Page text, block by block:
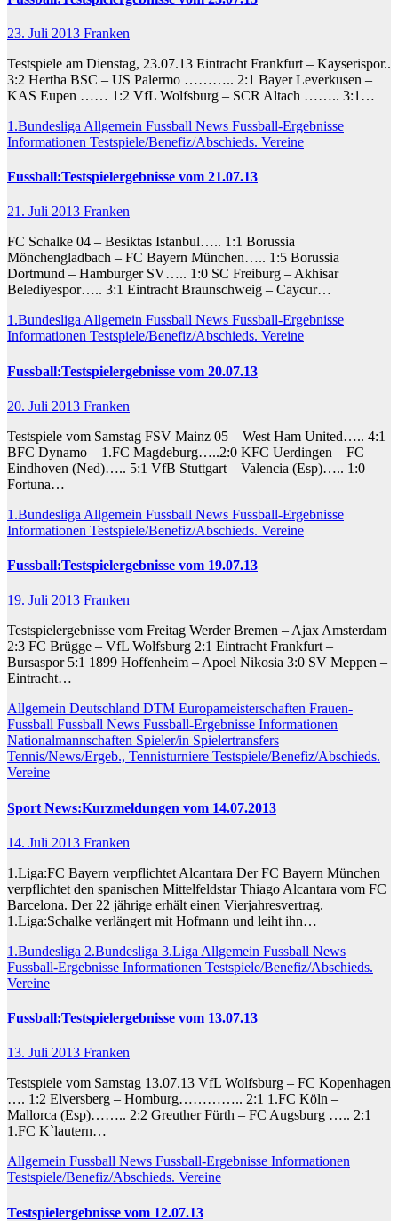
23. Juli 2013 Franken
Testspiele am Dienstag, 23.07.13 Eintracht Frankfurt – Kayserispor..
3:2 Hertha BSC – US Palermo ……….. 2:1 Bayer Leverkusen –
KAS Eupen …… 1:2 VfL Wolfsburg – SCR Altach …….. 3:1…
1.Bundesliga Allgemein Fussball News Fussball-Ergebnisse
Informationen Testspiele/Benefiz/Abschieds. Vereine
Fussball:Testspielergebnisse vom 21.07.13
21. Juli 2013 Franken
FC Schalke 04 – Besiktas Istanbul….. 1:1 Borussia
Mönchengladbach – FC Bayern München….. 1:5 Borussia
Dortmund – Hamburger SV….. 1:0 SC Freiburg – Akhisar
Belediyespor….. 3:1 Eintracht Braunschweig – Caycur…
1.Bundesliga Allgemein Fussball News Fussball-Ergebnisse
Informationen Testspiele/Benefiz/Abschieds. Vereine
Fussball:Testspielergebnisse vom 20.07.13
20. Juli 2013 Franken
Testspiele vom Samstag FSV Mainz 05 – West Ham United….. 4:1
BFC Dynamo – 1.FC Magdeburg…..2:0 KFC Uerdingen – FC
Eindhoven (Ned)….. 5:1 VfB Stuttgart – Valencia (Esp)….. 1:0
Fortuna…
1.Bundesliga Allgemein Fussball News Fussball-Ergebnisse
Informationen Testspiele/Benefiz/Abschieds. Vereine
Fussball:Testspielergebnisse vom 19.07.13
19. Juli 2013 Franken
Testspielergebnisse vom Freitag Werder Bremen – Ajax Amsterdam
2:3 FC Brügge – VfL Wolfsburg 2:1 Eintracht Frankfurt –
Bursaspor 5:1 1899 Hoffenheim – Apoel Nikosia 3:0 SV Meppen –
Eintracht…
Allgemein Deutschland DTM Europameisterschaften Frauen-
Fussball Fussball News Fussball-Ergebnisse Informationen
Nationalmannschaften Spieler/in Spielertransfers
Tennis/News/Ergeb., Tennisturniere Testspiele/Benefiz/Abschieds.
Vereine
Sport News:Kurzmeldungen vom 14.07.2013
14. Juli 2013 Franken
1.Liga:FC Bayern verpflichtet Alcantara Der FC Bayern München
verpflichtet den spanischen Mittelfeldstar Thiago Alcantara vom FC
Barcelona. Der 22 jährige erhält einen Vierjahresvertrag.
1.Liga:Schalke verlängert mit Hofmann und leiht ihn…
1.Bundesliga 2.Bundesliga 3.Liga Allgemein Fussball News
Fussball-Ergebnisse Informationen Testspiele/Benefiz/Abschieds.
Vereine
Fussball:Testspielergebnisse vom 13.07.13
13. Juli 2013 Franken
Testspiele vom Samstag 13.07.13 VfL Wolfsburg – FC Kopenhagen
…. 1:2 Elversberg – Homburg………….. 2:1 1.FC Köln –
Mallorca (Esp)…….. 2:2 Greuther Fürth – FC Augsburg ….. 2:1
1.FC K`lautern…
Allgemein Fussball News Fussball-Ergebnisse Informationen
Testspiele/Benefiz/Abschieds. Vereine
Testspielergebnisse vom 12.07.13